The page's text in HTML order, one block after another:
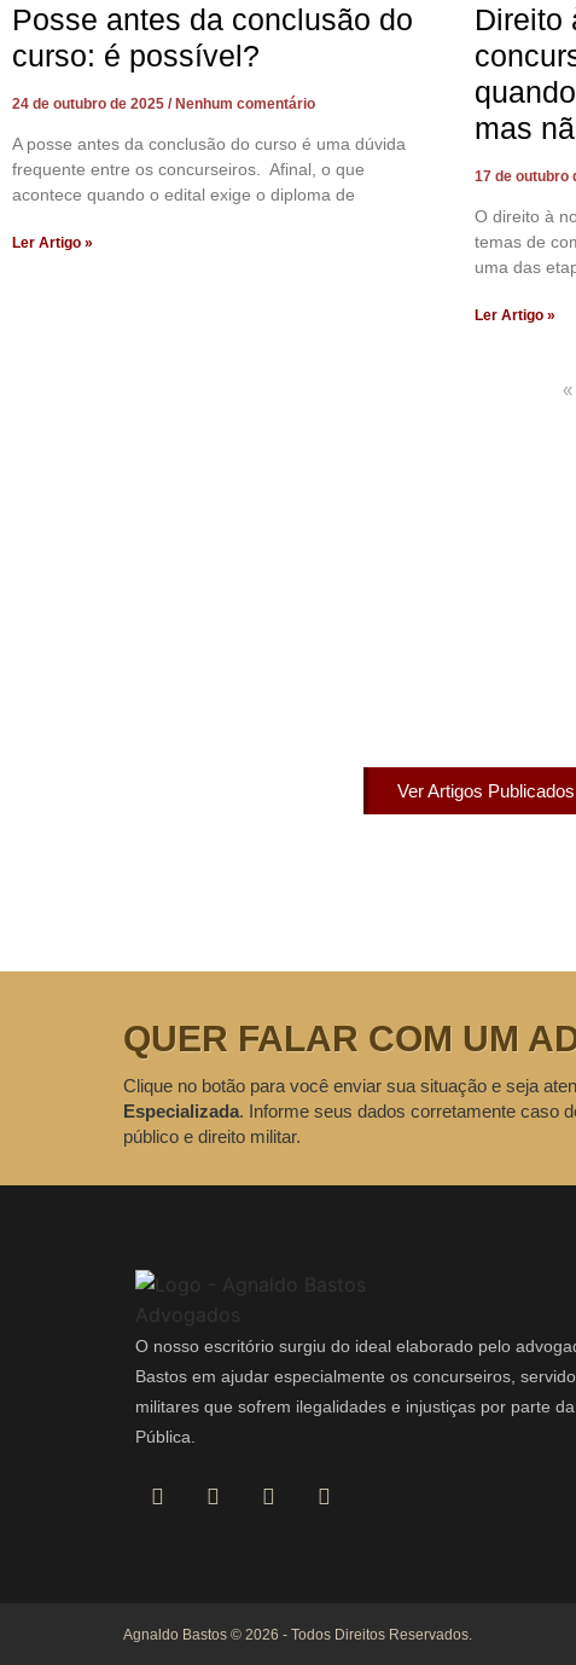
Posse antes da conclusão do
curso: é possível?
24 de outubro de 2025 Nenhum comentário
A posse antes da conclusão do curso é uma dúvida
frequente entre os concurseiros. Afinal, o que
acontece quando o edital exige o diploma de
Ler Artigo »
Direito
mas
17 de outubro
O direito à
temas de
uma das
Ler Artigo »
«
Ver Artigos Publicados
QUER FALAR COM UM
Clique no botão para você enviar sua situação e seja
Especializada. Informe seus dados corretamente caso
público e direito militar.
O nosso escritório surgiu do ideal elaborado pelo
Bastos em ajudar especialmente os concurseiros,
militares que sofrem ilegalidades e injustiças por parte
Pública.
Agnaldo Bastos © 2026 - Todos Direitos Reservados.